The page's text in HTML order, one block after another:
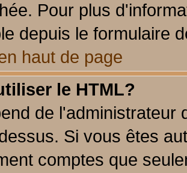
Pour plus
depuis le formulaire
haut de page
le HTML?
de l'administrateur
Si vous êtes
comptes que